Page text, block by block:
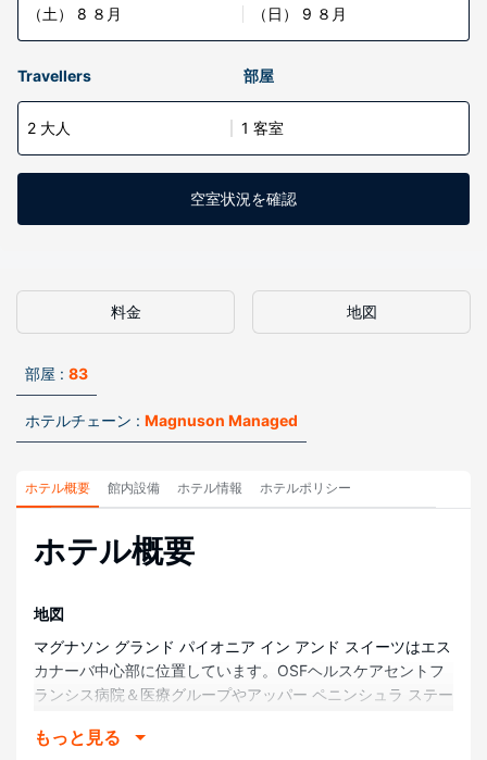
（土） 8 ８月 （日） 9 ８月
Travellers 部屋
2 大人 1 客室
空室状況を確認
料金 地図
部屋 : 83
ホテルチェーン : Magnuson Managed
ホテル概要 館内設備 ホテル情報 ホテルポリシー
ホテル概要
地図
マグナソン グランド パイオニア イン アンド スイーツはエス
カナーバ中心部に位置しています。OSFヘルスケアセントフ
ランシス病院＆医療グループやアッパー ペニンシュラ ステー
テルは、リトルベイデノックまで 2.8 km、ルディントン パ
もっと見る